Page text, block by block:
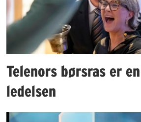
Telenors børsras er
ledelsen